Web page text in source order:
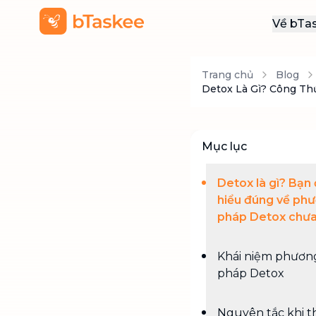
Về
Trang chủ Blog
Detox Là Gì? Công
Mục lục
Detox là gì? Bạn
hiểu đúng về
pháp Detox
Khái niệm
pháp Detox
Nguyên tắc khi